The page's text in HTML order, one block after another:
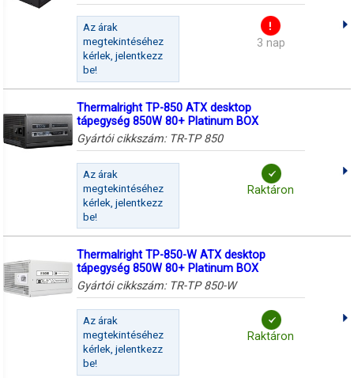
Az árak
megtekintéséhez
kérlek, jelentkezz
be!
3 nap
Thermalright TP-850 ATX desktop
tápegység 850W 80+ Platinum BOX
Gyártói cikkszám: TR-TP 850
Az árak
megtekintéséhez
kérlek, jelentkezz
be!
Raktáron
Thermalright TP-850-W ATX desktop
tápegység 850W 80+ Platinum BOX
Gyártói cikkszám: TR-TP 850-W
Az árak
megtekintéséhez
kérlek, jelentkezz
be!
Raktáron